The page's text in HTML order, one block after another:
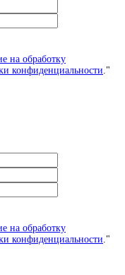
на обработку
конфиденциальности."
на обработку
конфиденциальности."